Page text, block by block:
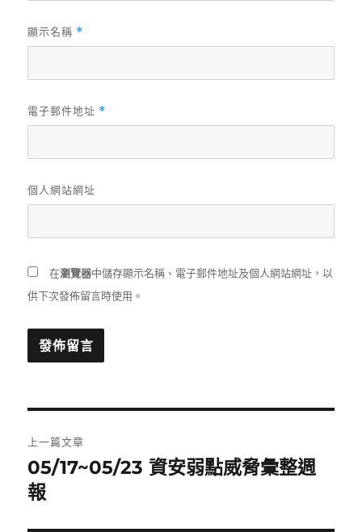
顯示名稱 *
電子郵件地址 *
個人網站網址
在瀏覽器中儲存顯示名稱、電子郵件地址及個人網站網址，以
供下次發佈留言時使用。
章
導
上一篇文章
上
一
05/17~05/23 資安弱點威脅彙整週
報